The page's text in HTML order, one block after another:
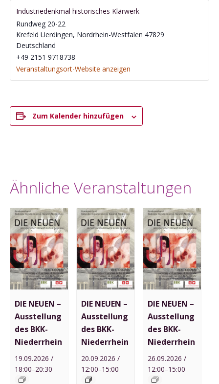
Industriedenkmal historisches Klärwerk
Rundweg 20-22
Krefeld Uerdingen, Nordrhein-Westfalen 47829
Deutschland
‭+49 2151 9718738‬
Veranstaltungsort-Website anzeigen
Zum Kalender hinzufügen
Ähnliche Veranstaltungen
DIE NEUEN –
Ausstellung
des BKK-
Niederrhein
19.09.2026 /
18:00–20:30
DIE NEUEN –
Ausstellung
des BKK-
Niederrhein
20.09.2026 /
12:00–15:00
DIE NEUEN –
Ausstellung
des BKK-
Niederrhein
26.09.2026 /
12:00–15:00